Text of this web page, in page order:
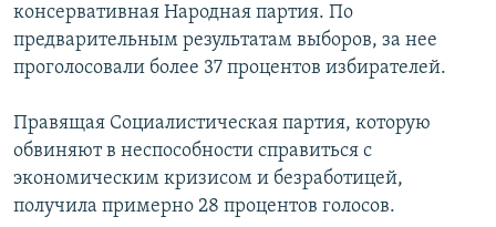
СИБИРЬ.РЕАЛИИ
РАСПИСАНИЕ ВЕЩАНИЯ
СОЦИАЛЬНЫЕ СЕТИ
консервативная Народная партия. По
предварительным результатам выборов, за нее
проголосовали более 37 процентов избирателей.
Правящая Социалистическая партия, которую
обвиняют в неспособности справиться с
экономическим кризисом и безработицей,
получила примерно 28 процентов голосов.